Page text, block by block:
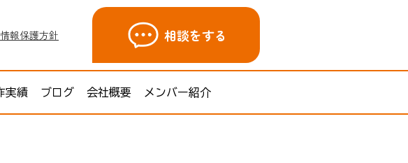
報保護方針 相談をする
実績 ブログ 会社概要 メンバー紹介